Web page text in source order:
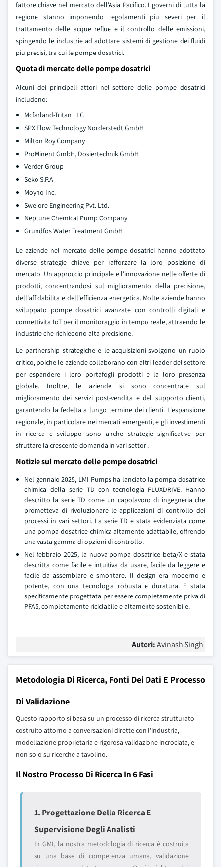
fattore chiave nel mercato dell'Asia Pacifico. I governi di tutta la
regione stanno imponendo regolamenti piu severi per il
trattamento delle acque reflue e il controllo delle emissioni,
spingendo le industrie ad adottare sistemi di gestione dei fluidi
piu precisi, tra cui le pompe dosatrici.
Quota di mercato delle pompe dosatrici
Alcuni dei principali attori nel settore delle pompe dosatrici
includono:
Mcfarland-Tritan LLC
SPX Flow Technology Norderstedt GmbH
Milton Roy Company
ProMinent GmbH, Dosiertechnik GmbH
Verder Group
Seko S.P.A
Moyno Inc.
Swelore Engineering Pvt. Ltd.
Neptune Chemical Pump Company
Grundfos Water Treatment GmbH
Le aziende nel mercato delle pompe dosatrici hanno adottato
diverse strategie chiave per rafforzare la loro posizione di
mercato. Un approccio principale e l'innovazione nelle offerte di
prodotti, concentrandosi sul miglioramento della precisione,
dell'affidabilita e dell'efficienza energetica. Molte aziende hanno
sviluppato pompe dosatrici avanzate con controlli digitali e
connettivita IoT per il monitoraggio in tempo reale, attraendo le
industrie che richiedono alta precisione.
Le partnership strategiche e le acquisizioni svolgono un ruolo
critico, poiche le aziende collaborano con altri leader del settore
per espandere i loro portafogli prodotti e la loro presenza
globale. Inoltre, le aziende si sono concentrate sul
miglioramento dei servizi post-vendita e del supporto clienti,
garantendo la fedelta a lungo termine dei clienti. L'espansione
regionale, in particolare nei mercati emergenti, e gli investimenti
in ricerca e sviluppo sono anche strategie significative per
sfruttare la crescente domanda in vari settori.
Notizie sul mercato delle pompe dosatrici
Nel gennaio 2025, LMI Pumps ha lanciato la pompa dosatrice
chimica della serie TD con tecnologia FLUXDRIVE. Hanno
descritto la serie TD come un capolavoro di ingegneria che
prometteva di rivoluzionare le applicazioni di controllo dei
processi in vari settori. La serie TD e stata evidenziata come
una pompa dosatrice chimica altamente adattabile, offrendo
una vasta gamma di opzioni di controllo.
Nel febbraio 2025, la nuova pompa dosatrice beta/X e stata
descritta come facile e intuitiva da usare, facile da leggere e
facile da assemblare e smontare. Il design era moderno e
potente, con una tecnologia robusta e duratura. E stata
specificamente progettata per essere completamente priva di
PFAS, completamente riciclabile e altamente sostenibile.
Autori:Avinash Singh
Metodologia Di Ricerca, Fonti Dei Dati E Processo
Di Validazione
Questo rapporto si basa su un processo di ricerca strutturato
costruito attorno a conversazioni dirette con l'industria,
modellazione proprietaria e rigorosa validazione incrociata, e
non solo su ricerche a tavolino.
Il Nostro Processo Di Ricerca In 6 Fasi
1. Progettazione Della Ricerca E
Supervisione Degli Analisti
In GMI, la nostra metodologia di ricerca è costruita
su una base di competenza umana, validazione